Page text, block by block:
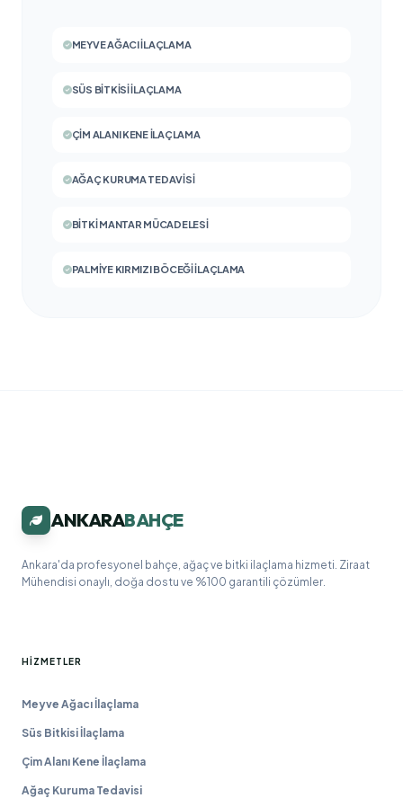
MEYVE AĞACI İLAÇLAMA
SÜS BITKISI İLAÇLAMA
ÇIM ALANI KENE İLAÇLAMA
AĞAÇ KURUMA TEDAVISI
BITKI MANTAR MÜCADELESI
PALMIYE KIRMIZI BÖCEĞI İLAÇLAMA
ANKARABAHÇE
Ankara'da profesyonel bahçe, ağaç ve bitki ilaçlama hizmeti. Ziraat
Mühendisi onaylı, doğa dostu ve %100 garantili çözümler.
HIZMETLER
Meyve Ağacı İlaçlama
Süs Bitkisi İlaçlama
Çim Alanı Kene İlaçlama
Ağaç Kuruma Tedavisi